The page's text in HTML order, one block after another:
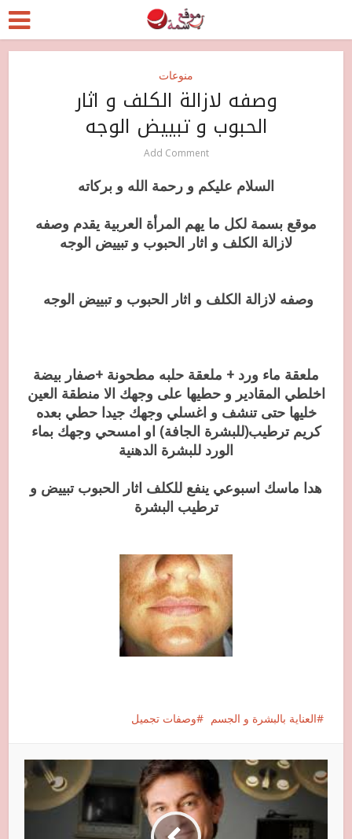
منوعات
وصفه لازالة الكلف و اثار
الحبوب و تبييض الوجه
Add Comment
السلام عليكم و رحمة الله و بركاته
موقع بسمة لكل ما يهم المرأة العربية يقدم وصفه
لازالة الكلف و اثار الحبوب و تبييض الوجه
وصفه لازالة الكلف و اثار الحبوب و تبييض الوجه
ملعقة ماء ورد + ملعقة حلبه مطحونة +صفار بيضة
اخلطي المقادير و حطيها على وجهك الا منطقة العين
خليها حتى تنشف و اغسلي وجهك جيدا حطي بعده
كريم ترطيب(للبشرة الجافة) او امسحي وجهك بماء
الورد للبشرة الدهنية
هدا ماسك اسبوعي ينفع للكلف اثار الحبوب تبييض و
ترطيب البشرة
العناية بالبشرة و الجسم وصفات تجميل